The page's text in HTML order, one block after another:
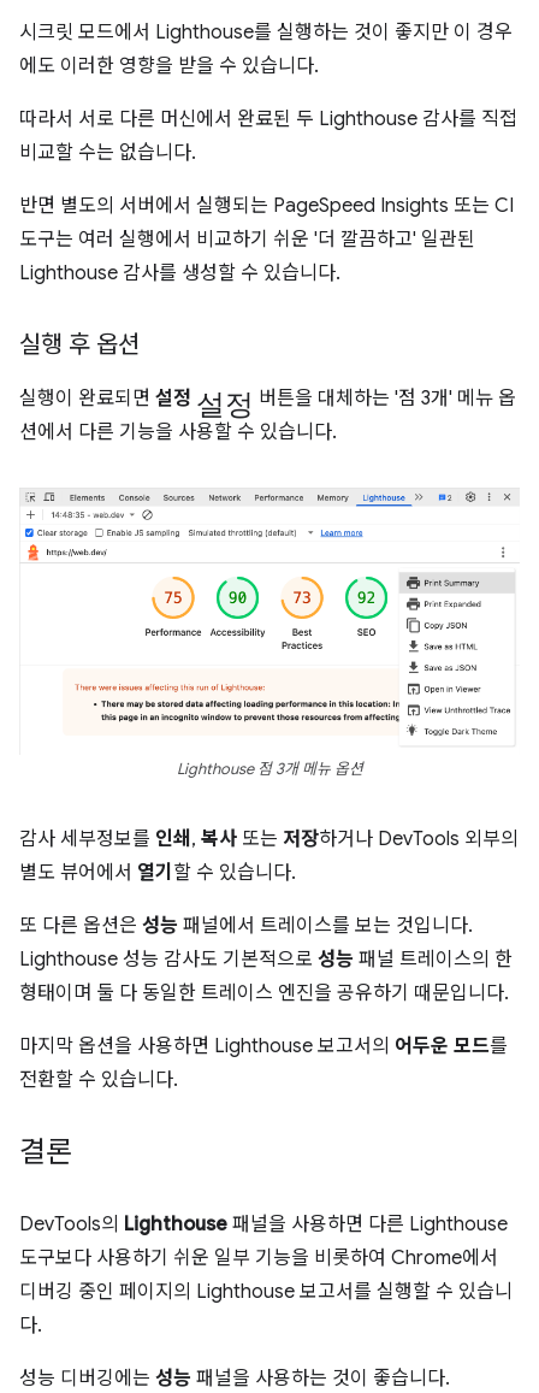
시크릿 모드에서 Lighthouse를 실행하는 것이 좋지만 이 경우
에도 이러한 영향을 받을 수 있습니다.
따라서 서로 다른 머신에서 완료된 두 Lighthouse 감사를 직접
비교할 수는 없습니다.
반면 별도의 서버에서 실행되는 PageSpeed Insights 또는 CI
도구는 여러 실행에서 비교하기 쉬운 '더 깔끔하고' 일관된
Lighthouse 감사를 생성할 수 있습니다.
실행 후 옵션
실행이 완료되면 설정 설정 버튼을 대체하는 '점 3개' 메뉴 옵
션에서 다른 기능을 사용할 수 있습니다.
Lighthouse 점 3개 메뉴 옵션
감사 세부정보를 인쇄 , 복사 또는 저장하거나 DevTools 외부의
별도 뷰어에서 열기 할 수 있습니다.
또 다른 옵션은 성능 패널에서 트레이스를 보는 것입니다.
Lighthouse 성능 감사도 기본적으로 성능 패널 트레이스의 한
형태이며 둘 다 동일한 트레이스 엔진을 공유하기 때문입니다.
마지막 옵션을 사용하면 Lighthouse 보고서의 어두운 모드를
전환할 수 있습니다.
결론
DevTools의 Lighthouse 패널을 사용하면 다른 Lighthouse
도구보다 사용하기 쉬운 일부 기능을 비롯하여 Chrome에서
디버깅 중인 페이지의 Lighthouse 보고서를 실행할 수 있습니
다.
성능 디버깅에는 성능 패널을 사용하는 것이 좋습니다.